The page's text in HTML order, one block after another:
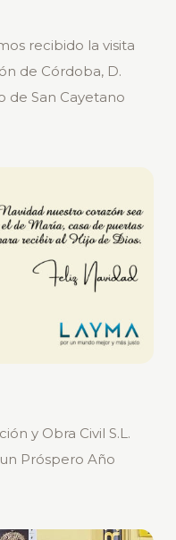
recibido la visita
de Córdoba, D.
de San Cayetano
y Obra Civil S.L.
Próspero Año